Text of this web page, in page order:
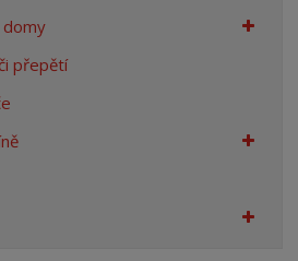
přepětí